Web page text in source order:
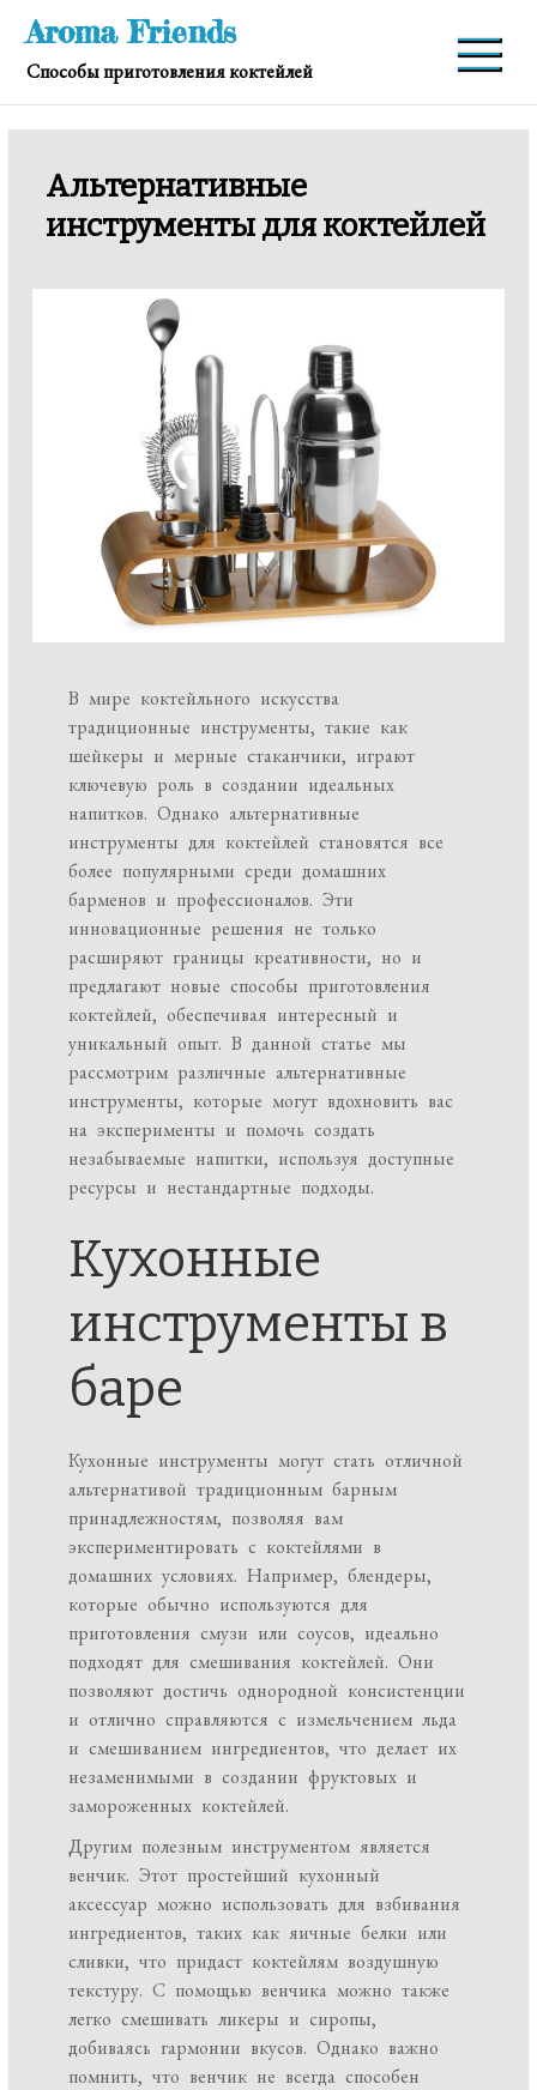
Перейти
содержимому
Aroma Friends
Способы приготовления коктейлей
Альтернативные
инструменты для коктейлей
В мире коктейльного искусства
традиционные инструменты, такие как
шейкеры и мерные стаканчики, играют
ключевую роль в создании идеальных
напитков. Однако альтернативные
инструменты для коктейлей становятся все
более популярными среди домашних
барменов и профессионалов. Эти
инновационные решения не только
расширяют границы креативности, но и
предлагают новые способы приготовления
коктейлей, обеспечивая интересный и
уникальный опыт. В данной статье мы
рассмотрим различные альтернативные
инструменты, которые могут вдохновить вас
на эксперименты и помочь создать
незабываемые напитки, используя доступные
ресурсы и нестандартные подходы.
Кухонные
инструменты в
баре
Кухонные инструменты могут стать отличной
альтернативой традиционным барным
принадлежностям, позволяя вам
экспериментировать с коктейлями в
домашних условиях. Например, блендеры,
которые обычно используются для
приготовления смузи или соусов, идеально
подходят для смешивания коктейлей. Они
позволяют достичь однородной консистенции
и отлично справляются с измельчением льда
и смешиванием ингредиентов, что делает их
незаменимыми в создании фруктовых и
замороженных коктейлей.
Другим полезным инструментом является
венчик. Этот простейший кухонный
аксессуар можно использовать для взбивания
ингредиентов, таких как яичные белки или
сливки, что придаст коктейлям воздушную
текстуру. С помощью венчика можно также
легко смешивать ликеры и сиропы,
добиваясь гармонии вкусов. Однако важно
помнить, что венчик не всегда способен